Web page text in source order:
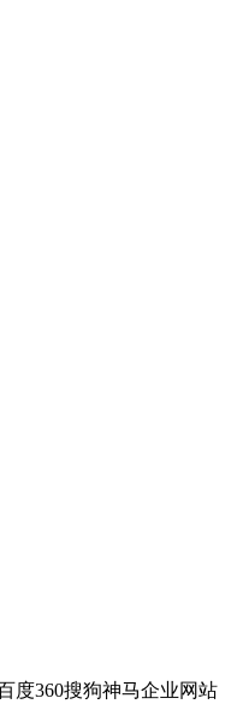
度360搜狗神马企业网站